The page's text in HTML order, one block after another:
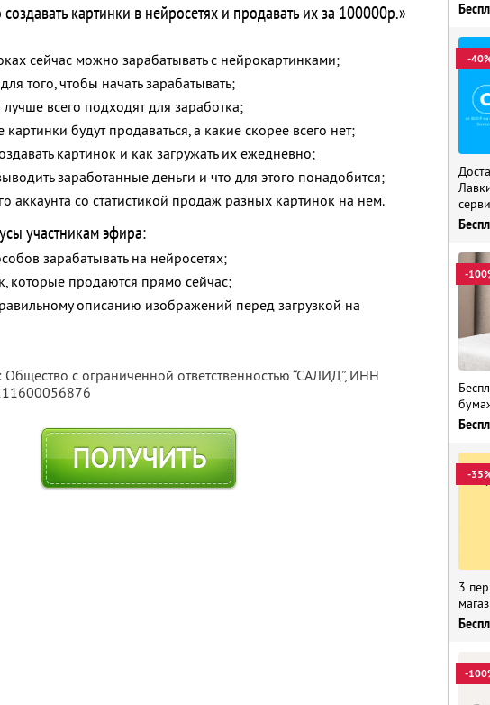
картинки в нейросетях и продавать их за 100000р.»
сейчас можно зарабатывать с нейрокартинками;
того, чтобы начать зарабатывать;
всего подходят для заработка;
картинки будут продаваться, а какие скорее всего нет;
картинок и как загружать их ежедневно;
заработанные деньги и что для этого понадобится;
аккаунта со статистикой продаж разных картинок на нем.
участникам эфира:
зарабатывать на нейросетях;
которые продаются прямо сейчас;
описанию изображений перед загрузкой на
Общество с ограниченной ответственностью “САЛИД”, ИНН
ПОЛУЧИТЬ
-
-
-
3
-